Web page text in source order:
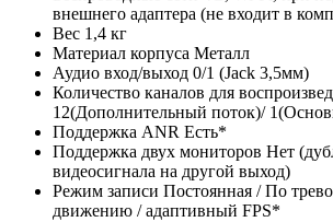
внешнего адаптера (не входит в
Вес 1,4 кг
Материал корпуса Металл
Аудио вход/выход 0/1 (Jack 3,5мм)
Количество каналов для
12(Дополнительный поток)/
Поддержка ANR Есть*
Поддержка двух мониторов Нет
видеосигнала на другой выход)
Режим записи Постоянная / По
движению / адаптивный FPS*